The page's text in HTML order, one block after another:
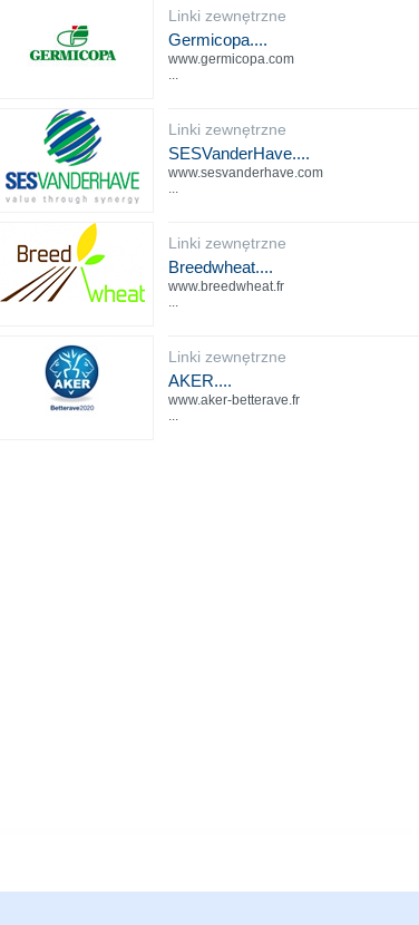
Linki zewnętrzne
Germicopa....
www.germicopa.com
...
Linki zewnętrzne
SESVanderHave....
www.sesvanderhave.com
...
Linki zewnętrzne
Breedwheat....
www.breedwheat.fr
...
Linki zewnętrzne
AKER....
www.aker-betterave.fr
...